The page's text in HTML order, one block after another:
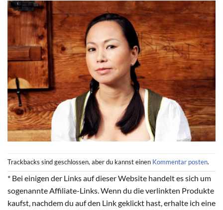
Trackbacks sind geschlossen, aber du kannst einen Kommentar posten.
* Bei einigen der Links auf dieser Website handelt es sich um
sogenannte Affiliate-Links. Wenn du die verlinkten Produkte
kaufst, nachdem du auf den Link geklickt hast, erhalte ich eine